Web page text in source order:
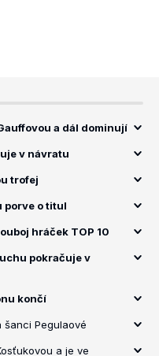
a dál dominují
v návratu
trofej
porve o titul
hráček TOP 10
pokračuje v
končí
šanci Pegulaové
a je ve